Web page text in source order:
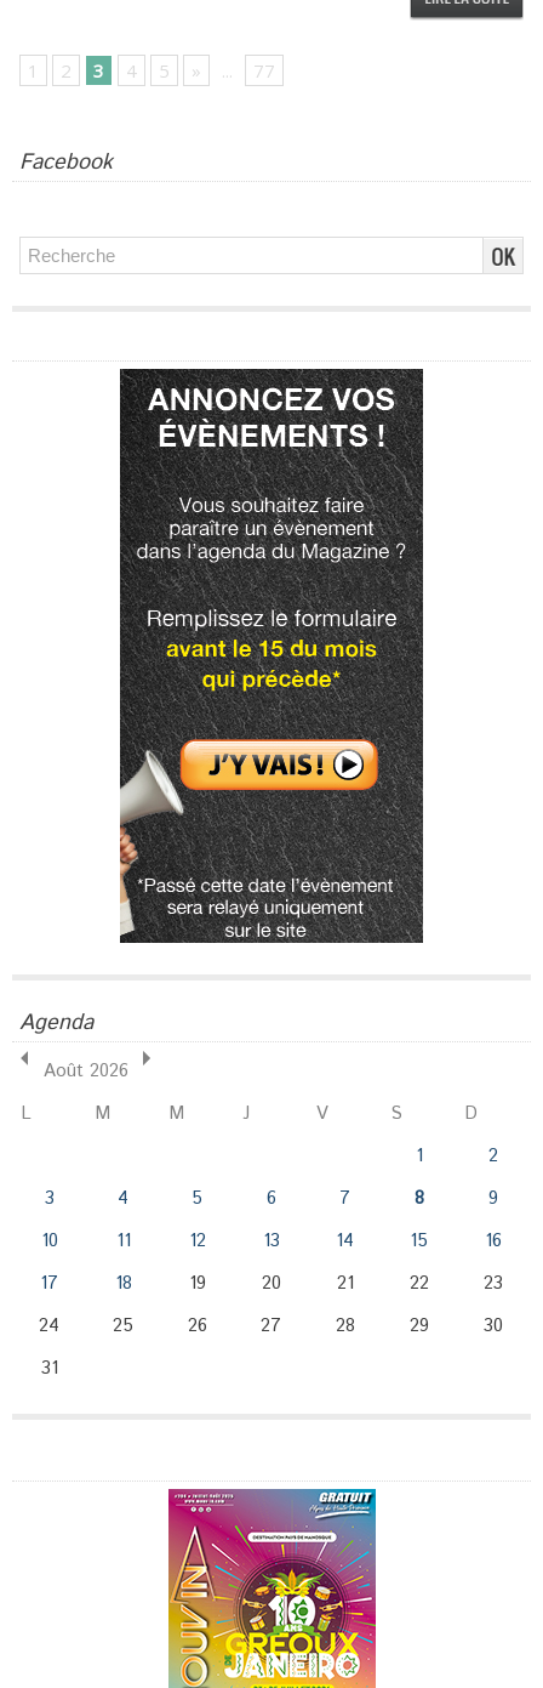
1 2 3 4 5 » ... 77
Facebook
Agenda
Août 2026
L
M M J V S
D
1
2
3
4 5 6 7 8
9
10
11 12 13 14 15
16
17
18 19 20 21 22
23
24
25 26 27 28 29
30
31